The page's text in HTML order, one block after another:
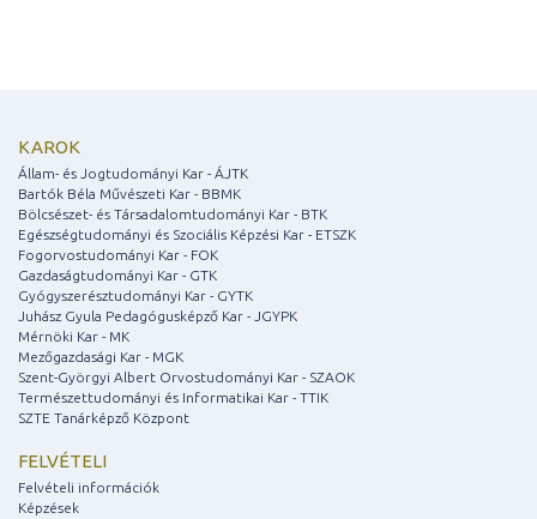
KAROK
Állam- és Jogtudományi Kar - ÁJTK
Bartók Béla Művészeti Kar - BBMK
Bölcsészet- és Társadalomtudományi Kar - BTK
Egészségtudományi és Szociális Képzési Kar - ETSZK
Fogorvostudományi Kar - FOK
Gazdaságtudományi Kar - GTK
Gyógyszerésztudományi Kar - GYTK
Juhász Gyula Pedagógusképző Kar - JGYPK
Mérnöki Kar - MK
Mezőgazdasági Kar - MGK
Szent-Györgyi Albert Orvostudományi Kar - SZAOK
Természettudományi és Informatikai Kar - TTIK
SZTE Tanárképző Központ
FELVÉTELI
Felvételi információk
Képzések